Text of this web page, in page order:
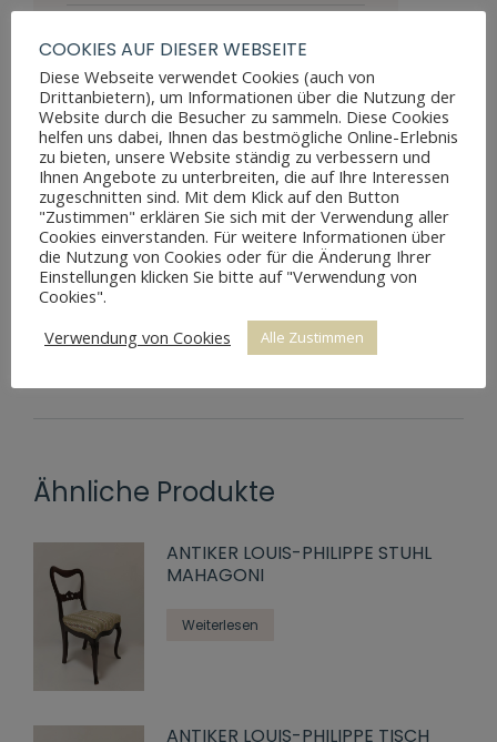
Stil
Louis
Philippe
Materialien
Nussbaum
Möbelart
Sitzmöbel
Restaurierung
restauriert
Restaurierungsjahr
2012
Preis
1.900 € /
Ähnliche Produkte
ANTIKER LOUIS-PHILIPPE STUHL
MAHAGONI
Weiterlesen
ANTIKER LOUIS-PHILIPPE TISCH
COOKIES AUF DIESER WEBSEITE
Diese Webseite verwendet Cookies (auch von
Drittanbietern), um Informationen über die Nutzung der
Website durch die Besucher zu sammeln. Diese Cookies
helfen uns dabei, Ihnen das bestmögliche Online-Erlebnis
zu bieten, unsere Website ständig zu verbessern und
Ihnen Angebote zu unterbreiten, die auf Ihre Interessen
zugeschnitten sind. Mit dem Klick auf den Button
"Zustimmen" erklären Sie sich mit der Verwendung aller
Cookies einverstanden. Für weitere Informationen über
die Nutzung von Cookies oder für die Änderung Ihrer
Einstellungen klicken Sie bitte auf "Verwendung von
Cookies".
Verwendung von Cookies
Alle Zustimmen